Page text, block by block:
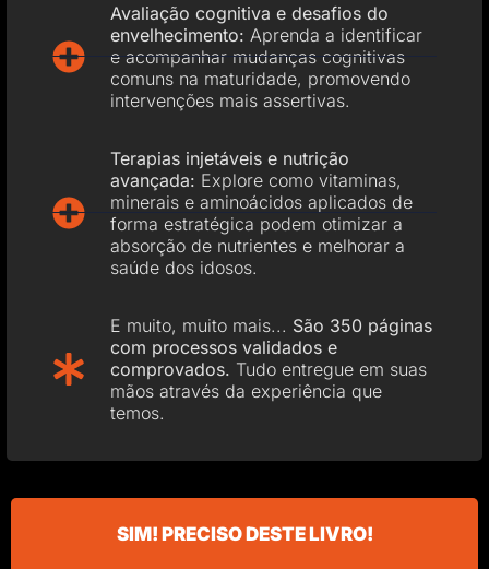
Avaliação cognitiva e desafios do
envelhecimento: Aprenda a identificar
e acompanhar mudanças cognitivas
comuns na maturidade, promovendo
intervenções mais assertivas.
Terapias injetáveis e nutrição
avançada: Explore como vitaminas,
minerais e aminoácidos aplicados de
forma estratégica podem otimizar a
absorção de nutrientes e melhorar a
saúde dos idosos.
E muito, muito mais... São 350 páginas
com processos validados e
comprovados. Tudo entregue em suas
mãos através da experiência que
temos.
SIM! PRECISO DESTE LIVRO!